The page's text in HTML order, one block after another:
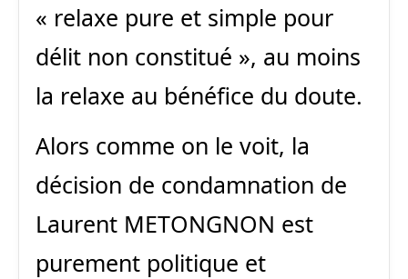
« relaxe pure et simple pour
délit non constitué », au moins
la relaxe au bénéfice du doute.
Alors comme on le voit, la
décision de condamnation de
Laurent METONGNON est
purement politique et